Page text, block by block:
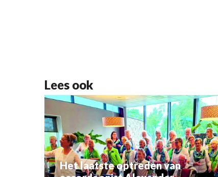
Lees ook
Het laatste optreden van